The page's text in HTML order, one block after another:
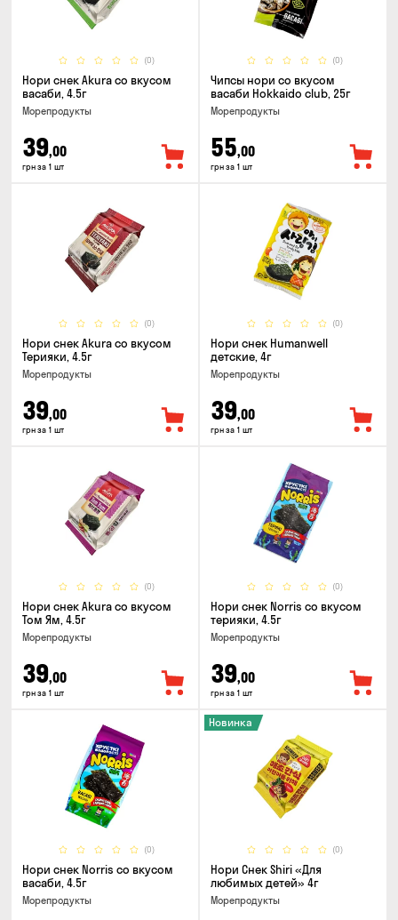
(0)
Нори снек Akura со вкусом
васаби, 4.5г
Морепродукты
39,00
грн за 1 шт
(0)
Чипсы нори со вкусом
васаби Hokkaido club, 25г
Морепродукты
55,00
грн за 1 шт
(0)
Нори снек Akura со вкусом
Терияки, 4.5г
Морепродукты
39,00
грн за 1 шт
(0)
Нори снек Humanwell
детские, 4г
Морепродукты
39,00
грн за 1 шт
(0)
Нори снек Akura со вкусом
Том Ям, 4.5г
Морепродукты
39,00
грн за 1 шт
(0)
Нори снек Norris со вкусом
терияки, 4.5г
Морепродукты
39,00
грн за 1 шт
(0)
Нори снек Norris со вкусом
васаби, 4.5г
Морепродукты
(0)
Новинка
Нори Снек Shiri «Для
любимых детей» 4г
Морепродукты